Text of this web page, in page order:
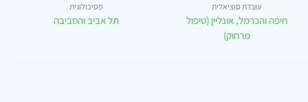
עובדת סוציאלית
חיפה והכרמל, אונליין (טיפול
מרחוק)
פסיכולוגית
תל אביב והסביבה